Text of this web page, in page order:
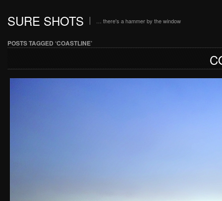
SURE SHOTS … there's a hammer by the window
POSTS TAGGED ‘COASTLINE’